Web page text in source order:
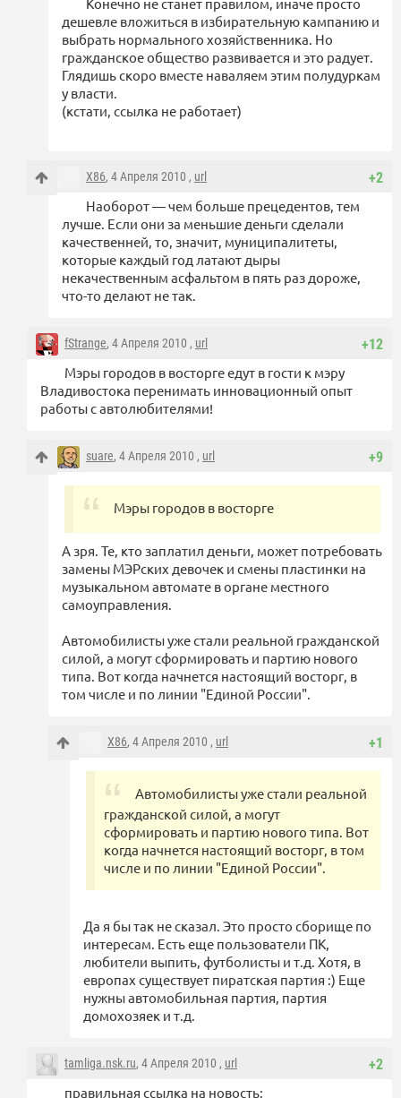
дешевле вложиться в избирательную кампанию и
выбрать нормального хозяйственника. Но
гражданское общество развивается и это радует.
Глядишь скоро вместе наваляем этим полудуркам
у власти.
(кстати, ссылка не работает)
+2
X86, 4 Апреля 2010 , url
Наоборот — чем больше прецедентов, тем
лучше. Если они за меньшие деньги сделали
качественней, то, значит, муниципалитеты,
которые каждый год латают дыры
некачественным асфальтом в пять раз дороже,
что-то делают не так.
+12
fStrange, 4 Апреля 2010 , url
Мэры городов в восторге едут в гости к мэру
Владивостока перенимать инновационный опыт
работы с автолюбителями!
+9
suare, 4 Апреля 2010 , url
Мэры городов в восторге
А зря. Те, кто заплатил деньги, может потребовать
замены МЭРских девочек и смены пластинки на
музыкальном автомате в органе местного
самоуправления.
Автомобилисты уже стали реальной гражданской
силой, а могут сформировать и партию нового
типа. Вот когда начнется настоящий восторг, в
том числе и по линии "Единой России".
+1
X86, 4 Апреля 2010 , url
Автомобилисты уже стали реальной
гражданской силой, а могут
сформировать и партию нового типа. Вот
когда начнется настоящий восторг, в том
числе и по линии "Единой России".
Да я бы так не сказал. Это просто сборище по
интересам. Есть еще пользователи ПК,
любители выпить, футболисты и т.д. Хотя, в
европах существует пиратская партия :) Еще
нужны автомобильная партия, партия
домохозяек и т.д.
+2
tamliga.nsk.ru, 4 Апреля 2010 , url
правильная ссылка на новость: